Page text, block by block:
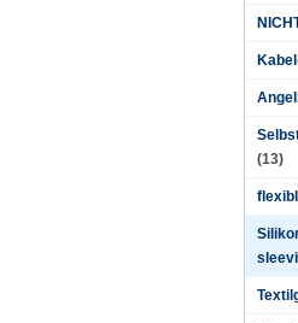
(13)